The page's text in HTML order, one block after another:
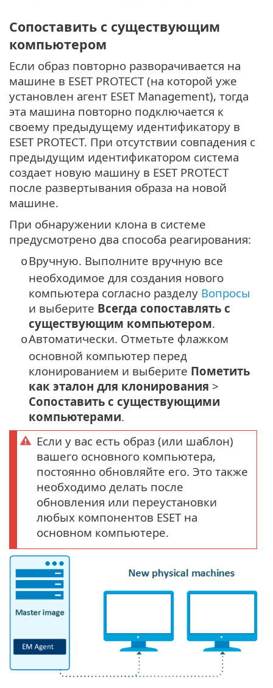
Сопоставить с существующим
компьютером
Если образ повторно разворачивается на
машине в ESET PROTECT (на которой уже
установлен агент ESET Management), тогда
эта машина повторно подключается к
своему предыдущему идентификатору в
ESET PROTECT. При отсутствии совпадения с
предыдущим идентификатором система
создает новую машину в ESET PROTECT
после развертывания образа на новой
машине.
При обнаружении клона в системе
предусмотрено два способа реагирования:
oВручную. Выполните вручную все
необходимое для создания нового
компьютера согласно разделу Вопросы
и выберите Всегда сопоставлять с
существующим компьютером.
oАвтоматически. Отметьте флажком
основной компьютер перед
клонированием и выберите Пометить
как эталон для клонирования >
Сопоставить с существующими
компьютерами.
Если у вас есть образ (или шаблон)
вашего основного компьютера,
постоянно обновляйте его. Это также
необходимо делать после
обновления или переустановки
любых компонентов ESET на
основном компьютере.